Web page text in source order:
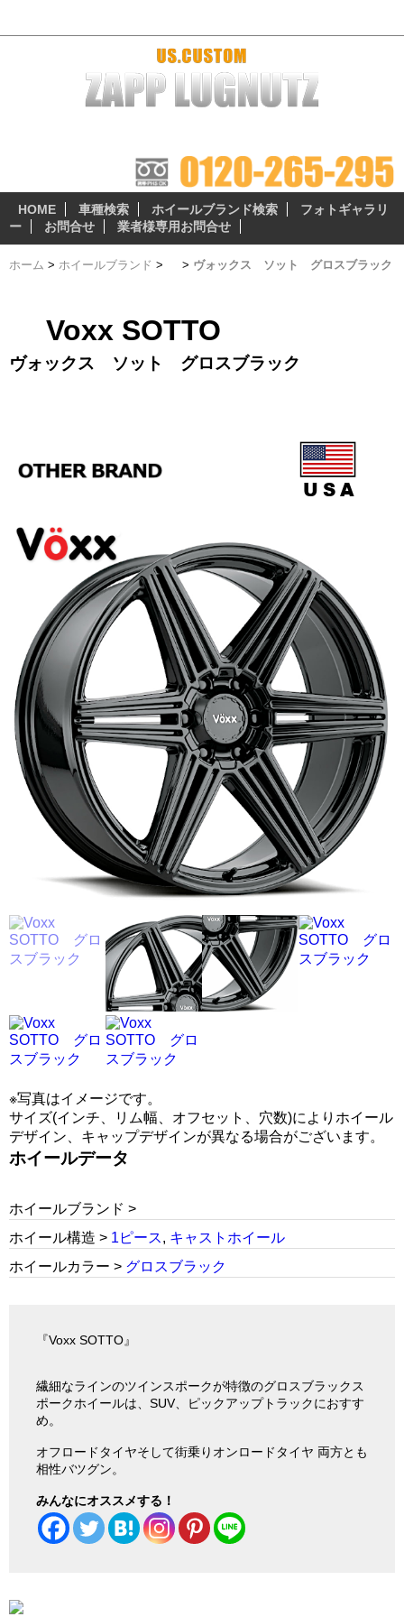
HOME 車種検索 ホイールブランド検索
フォトギャラリ
ー
お問合せ 業者様専用お問合せ
ホーム > ホイールブランド > > ヴォックス ソット グロスブラック
Voxx SOTTO
ヴォックス ソット グロスブラック
※写真はイメージです。
サイズ(インチ、リム幅、オフセット、穴数)によりホイール
デザイン、キャップデザインが異なる場合がございます。
ホイールデータ
ホイールブランド >
ホイール構造 > 1ピース, キャストホイール
ホイールカラー > グロスブラック
『Voxx SOTTO』
繊細なラインのツインスポークが特徴のグロスブラックス
ポークホイールは、SUV、ピックアップトラックにおすす
め。
オフロードタイヤそして街乗りオンロードタイヤ 両方とも
相性バツグン。
みんなにオススメする！